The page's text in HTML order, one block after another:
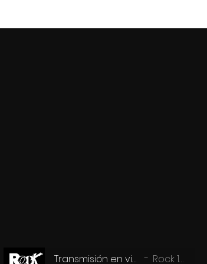
Transmisión en vivo Rock 101